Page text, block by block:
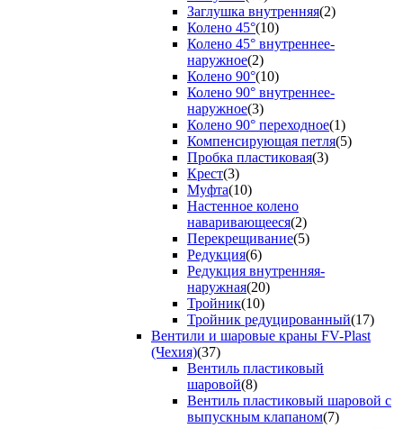
Заглушка внутренняя(2)
Колено 45°(10)
Колено 45° внутреннее-
наружное(2)
Колено 90°(10)
Колено 90° внутреннее-
наружное(3)
Колено 90° переходное(1)
Компенсирующая петля(5)
Пробка пластиковая(3)
Крест(3)
Муфта(10)
Настенное колено
наваривающееся(2)
Перекрещивание(5)
Редукция(6)
Редукция внутренняя-
наружная(20)
Тройник(10)
Тройник редуцированный(17)
Вентили и шаровые краны FV-Plast
(Чехия)(37)
Вентиль пластиковый
шаровой(8)
Вентиль пластиковый шаровой с
выпускным клапаном(7)